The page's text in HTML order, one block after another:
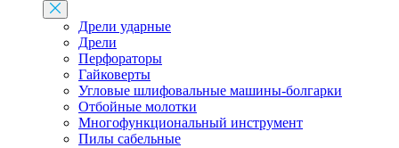
Дрели ударные
Дрели
Перфораторы
Гайковерты
Угловые шлифовальные машины-болгарки
Отбойные молотки
Многофункциональный инструмент
Пилы сабельные